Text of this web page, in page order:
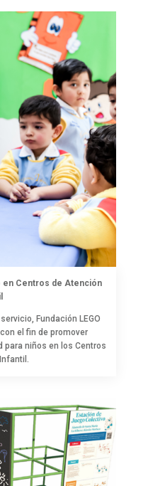
en Centros de Atención
Fundación LEGO
el fin de promover
para niños en los Centros